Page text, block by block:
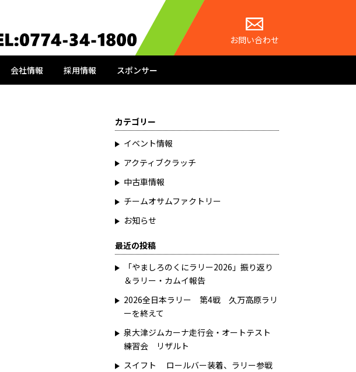
お問い合わせ
会社情報 採用情報 スポンサー
カテゴリー
イベント情報
アクティブクラッチ
中古車情報
チームオサムファクトリー
お知らせ
最近の投稿
「やましろのくにラリー2026」振り返り
＆ラリー・カムイ報告
2026全日本ラリー 第4戦 久万高原ラリ
ーを終えて
泉大津ジムカーナ走行会・オートテスト
練習会 リザルト
スイフト ロールバー装着、ラリー参戦